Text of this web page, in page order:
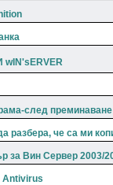
wIN'sERVER
след преминаване
разбера, че са ми
за Вин Сервер 2003/
Antivirus